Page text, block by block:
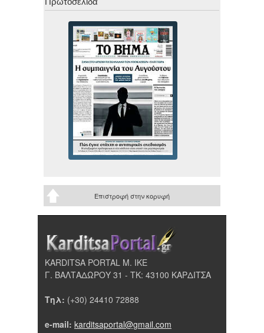
Επιστροφή στην κορυφή
KARDITSA PORTAL Μ. ΙΚΕ
Γ. ΒΑΛΤΑΔΩΡΟΥ 31 - ΤΚ: 43100 ΚΑΡΔΙΤΣΑ
Τηλ: (+30) 24410 72888
e-mail: karditsaportal@gmail.com